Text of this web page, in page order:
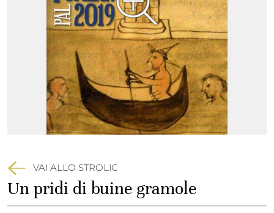
VAI ALLO STROLIC
Un pridi di buine gramole